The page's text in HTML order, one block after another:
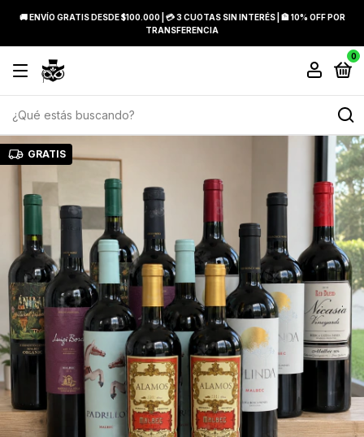
🚚 ENVÍO GRATIS DESDE $100.000 | 💳 3 CUOTAS SIN INTERÉS | 🏦 10% OFF POR
TRANSFERENCIA
0
GRATIS